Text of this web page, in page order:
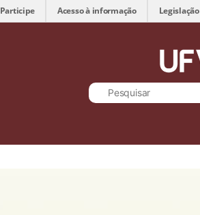
Participe Acesso à informação Legislação